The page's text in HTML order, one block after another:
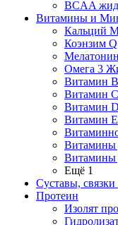
BCAA
Витамины и
Кальций
Коэнзим
Мелатонин
Омега 3
Витамин B
Витамин C
Витамин D
Витамин E
Витамины
Витамины
Ещё 1
Суставы,
Протеин
Изолят